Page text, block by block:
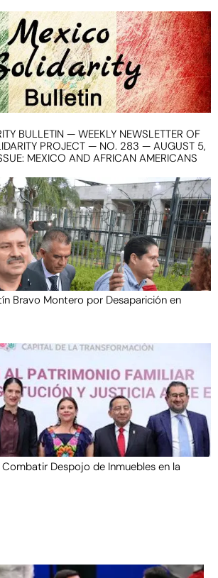
BULLETIN — WEEKLY NEWSLETTER OF
PROJECT — NO. 283 — AUGUST 5,
MEXICO AND AFRICAN AMERICANS
Bravo Montero por Desaparición en
Despojo de Inmuebles en la